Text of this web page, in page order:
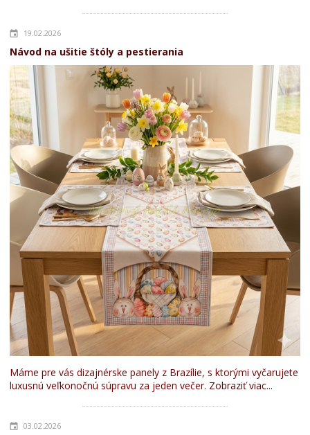
19.02.2026
Návod na ušitie štóly a pestierania
Máme pre vás dizajnérske panely z Brazílie, s ktorými vyčarujete
luxusnú veľkonočnú súpravu za jeden večer. Zobraziť viac...
03.02.2026